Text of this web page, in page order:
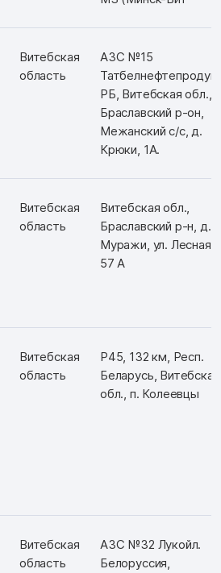
Витебская
область
АЗС №15
РБ, Витебская обл.,
Браславский р-он,
Межанский с/с, д.
Крюки, 1А.
Витебская
область
Витебская обл.,
Браславский р-н, д.
Муражи, ул. Лесная,
57 А
Витебская
область
Р45, 132 км, Респ.
Беларусь, Витебская
обл., п. Колеевцы
Витебская
область
АЗС №32 Лукойл.
Белоруссия,